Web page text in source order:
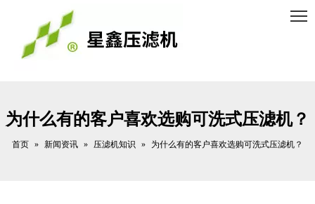
为什么有的客户喜欢选购可洗式压滤机？
首页 » 新闻资讯 » 压滤机知识 » 为什么有的客户喜欢选购可洗式压滤机？